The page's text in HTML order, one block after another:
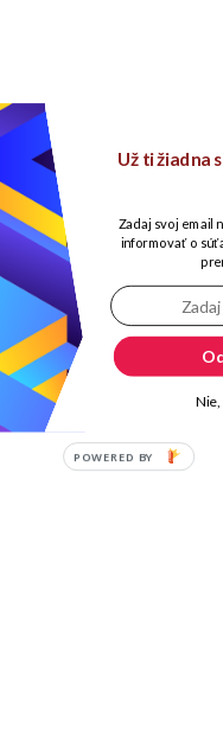
Už ti žiadna
Zadaj svoj email
informovať o